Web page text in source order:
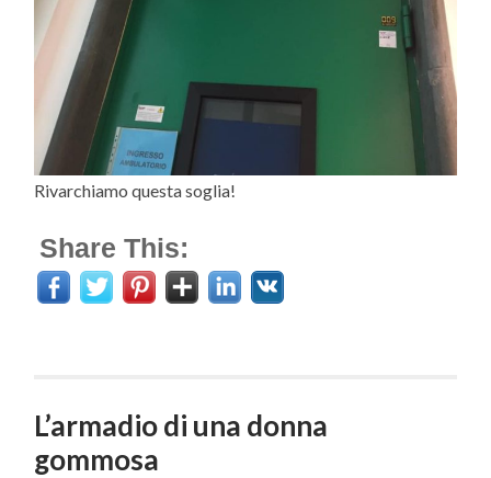
Rivarchiamo questa soglia!
Share This:
L’armadio di una donna
gommosa